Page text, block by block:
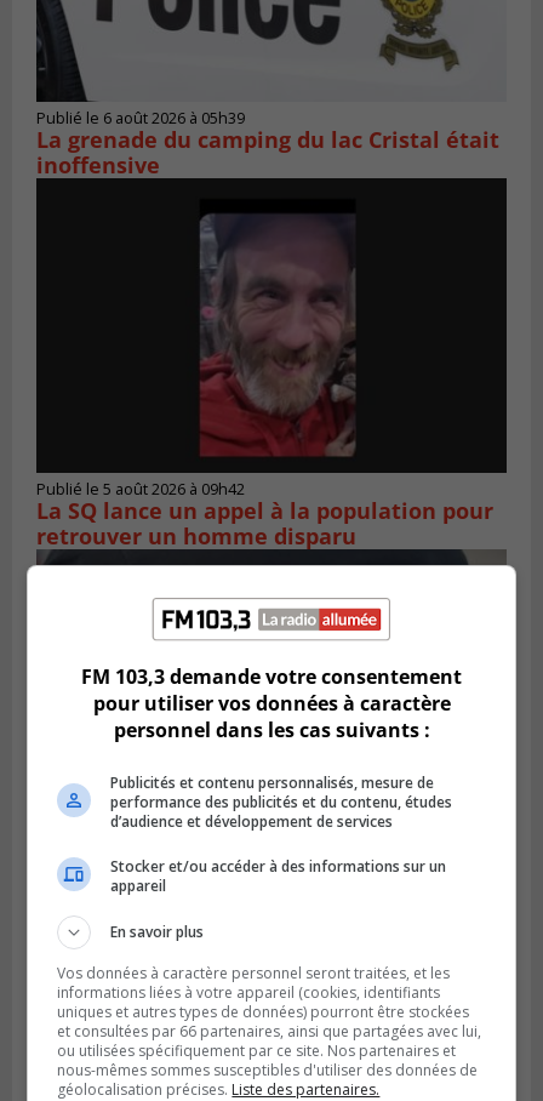
Publié le 6 août 2026 à 05h39
La grenade du camping du lac Cristal était
inoffensive
Publié le 5 août 2026 à 09h42
La SQ lance un appel à la population pour
retrouver un homme disparu
BOUCHERVILLE
Publié le 5 août 2026 à 06h54
La SQ recense 18 décès pendant les
vacances de la construction
FM 103,3 demande votre consentement
pour utiliser vos données à caractère
personnel dans les cas suivants :
Publicités et contenu personnalisés, mesure de
performance des publicités et du contenu, études
d’audience et développement de services
Stocker et/ou accéder à des informations sur un
appareil
En savoir plus
Vos données à caractère personnel seront traitées, et les
informations liées à votre appareil (cookies, identifiants
uniques et autres types de données) pourront être stockées
et consultées par 66 partenaires, ainsi que partagées avec lui,
ou utilisées spécifiquement par ce site. Nos partenaires et
nous-mêmes sommes susceptibles d'utiliser des données de
géolocalisation précises. Liste des partenaires.